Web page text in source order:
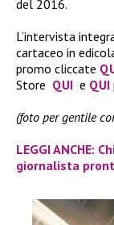
del 2016.
L’intervista
cartaceo in
promo cliccate
Store QUI e QUI
(foto per gentile
LEGGI ANCHE:
giornalista